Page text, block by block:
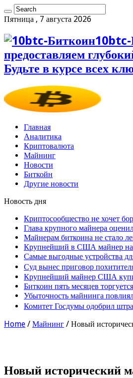
Пятница , 7 августа 2026
10btc-
предоставляем
Будьте в курсе всех
Главная
Аналитика
Криптовалюта
Майнинг
Новости
Биткойн
Другие новости
Новость дня
Криптосообщество не хочет
Глава крупного майнера
Майнерам биткоина не стало
Крупнейший в США майнер
Самые выгодные устройства
Суд вынес приговор
Крупнейший майнер США
Биткоин пять месяцев
Убыточность майнинга
Комитет Госдумы одобрил
Home / Майнинг / Новый
Новый исторический